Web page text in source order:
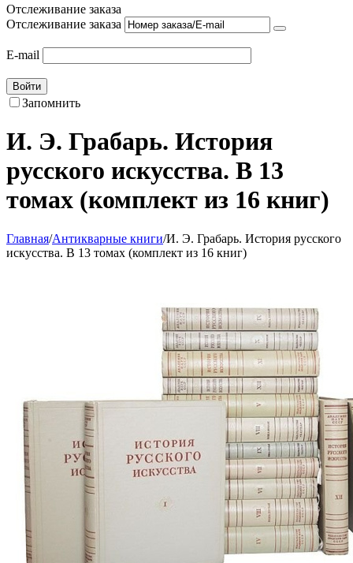
Отслеживание заказа
Отслеживание заказа
E-mail
Войти
Запомнить
И. Э. Грабарь. История
русского искусства. В 13
томах (комплект из 16 книг)
Главная/Антикварные книги/И. Э. Грабарь. История русского
искусства. В 13 томах (комплект из 16 книг)